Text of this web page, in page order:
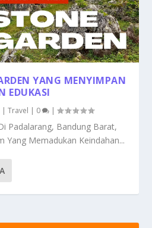
YANG MENYIMPAN
EDUKASI
|Travel | 0 |
Padalarang, Bandung Barat,
Yang Memadukan Keindahan...